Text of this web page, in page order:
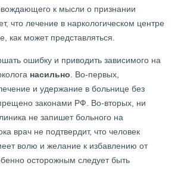
к мысли о признании
что лечение в наркологическом центре
как может представляться.
ошибку и приводить зависимого на
насильно . Во-первых,
и удержание в больнице без
законами РФ. Во-вторых, ни
не запишет больного на
врач не подтвердит, что человек
волю и желание к избавлению от
осторожным следует быть